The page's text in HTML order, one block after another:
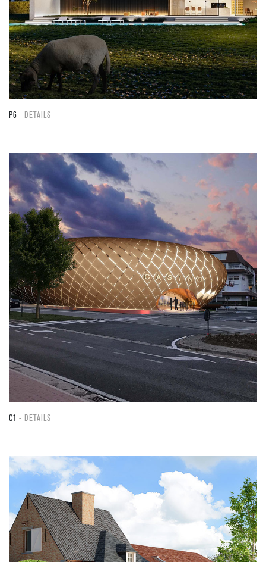
P6 DETAILS
C1 DETAILS